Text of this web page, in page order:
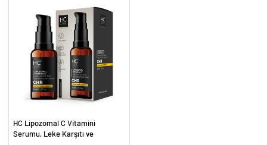
HC Lipozomal C Vitamini
Serumu, Leke Karşıtı ve